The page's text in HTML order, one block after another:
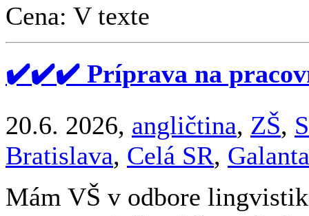
Cena: V texte
✔️✔️✔️ Príprava na
20.6. 2026, angličtina, ZŠ,
Bratislava, Celá SR, Galanta
Mám VŠ v odbore